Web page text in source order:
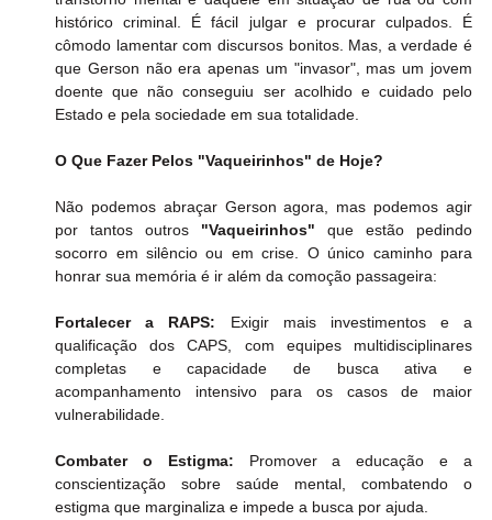
histórico criminal. É fácil julgar e procurar culpados. É
cômodo lamentar com discursos bonitos. Mas, a verdade é
que Gerson não era apenas um "invasor", mas um jovem
doente que não conseguiu ser acolhido e cuidado pelo
Estado e pela sociedade em sua totalidade.
O Que Fazer Pelos "Vaqueirinhos" de Hoje?
​Não podemos abraçar Gerson agora, mas podemos agir
por tantos outros "Vaqueirinhos" que estão pedindo
socorro em silêncio ou em crise. O único caminho para
honrar sua memória é ir além da comoção passageira:
Fortalecer a RAPS: Exigir mais investimentos e a
qualificação dos CAPS, com equipes multidisciplinares
completas e capacidade de busca ativa e
acompanhamento intensivo para os casos de maior
vulnerabilidade.
Combater o Estigma: Promover a educação e a
conscientização sobre saúde mental, combatendo o
estigma que marginaliza e impede a busca por ajuda.